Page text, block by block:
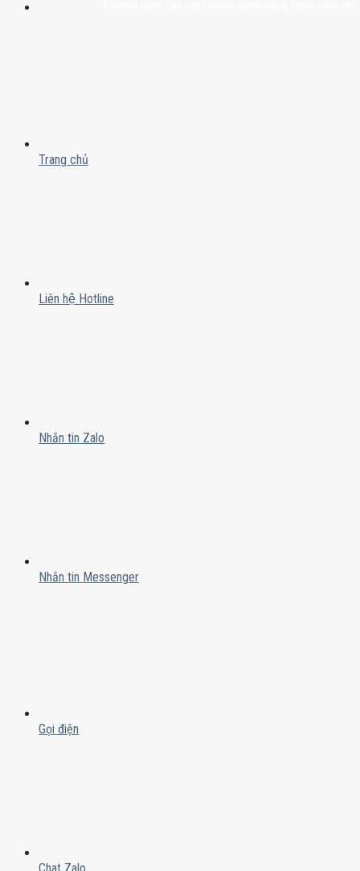
Trang chủ
Liên hệ Hotline
Nhắn tin Zalo
Nhắn tin Messenger
Gọi điện